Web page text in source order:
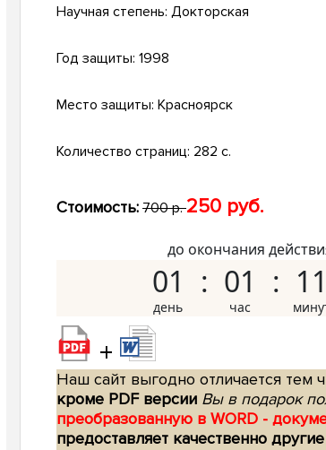
Научная степень: Докторская
Год защиты: 1998
Место защиты: Красноярск
Количество страниц: 282 с.
Стоимость: 700 р.250 руб.
до окончания
01 01 11
+
Наш сайт выгодно отличается тем
кроме PDF версии Вы в подарок
преобразованную в WORD -
предоставляет качественно